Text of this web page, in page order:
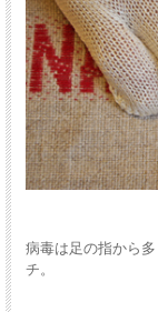
病毒は足の指から
チ。